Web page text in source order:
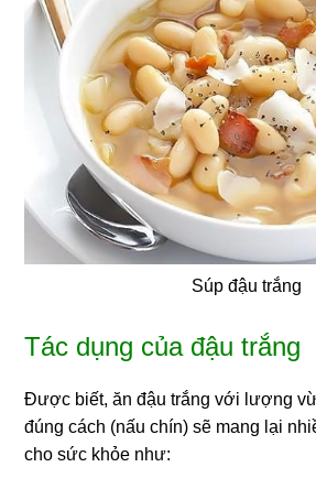
Súp đậu trắng
Tác dụng của đậu trắng
Được biết, ăn đậu trắng với lượng
đúng cách (nấu chín) sẽ mang lại
cho sức khỏe như: